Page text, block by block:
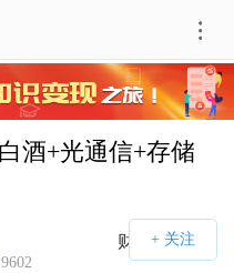
酒+光通信+存储
财经号APP